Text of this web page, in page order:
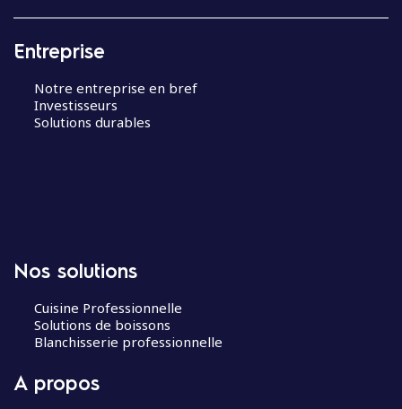
Entreprise
Notre entreprise en bref
Investisseurs
Solutions durables
Nos solutions
Cuisine Professionnelle
Solutions de boissons
Blanchisserie professionnelle
A propos